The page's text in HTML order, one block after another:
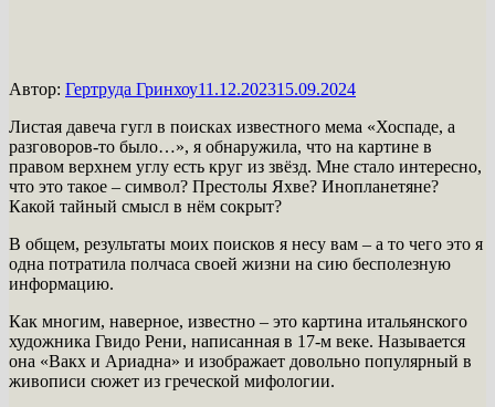
Автор: Гертруда Гринхоу11.12.202315.09.2024
Листая давеча гугл в поисках известного мема «Хоспаде, а
разговоров-то было…», я обнаружила, что на картине в
правом верхнем углу есть круг из звёзд. Мне стало интересно,
что это такое – символ? Престолы Яхве? Инопланетяне?
Какой тайный смысл в нём сокрыт?
В общем, результаты моих поисков я несу вам – а то чего это я
одна потратила полчаса своей жизни на сию бесполезную
информацию.
Как многим, наверное, известно – это картина итальянского
художника Гвидо Рени, написанная в 17-м веке. Называется
она «Вакх и Ариадна» и изображает довольно популярный в
живописи сюжет из греческой мифологии.